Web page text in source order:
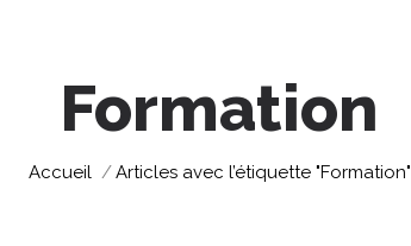
Formation
Vous êtes ici :
Accueil Articles avec l’étiquette "Formation"